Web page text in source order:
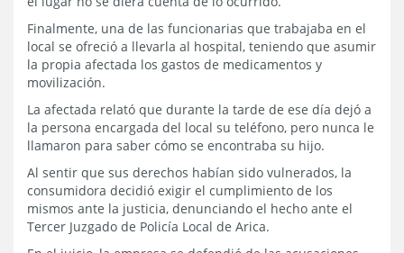
Finalmente, una de las funcionarias que trabajaba en el
local se ofreció a llevarla al hospital, teniendo que asumir
la propia afectada los gastos de medicamentos y
movilización.
La afectada relató que durante la tarde de ese día dejó a
la persona encargada del local su teléfono, pero nunca le
llamaron para saber cómo se encontraba su hijo.
Al sentir que sus derechos habían sido vulnerados, la
consumidora decidió exigir el cumplimiento de los
mismos ante la justicia, denunciando el hecho ante el
Tercer Juzgado de Policía Local de Arica.